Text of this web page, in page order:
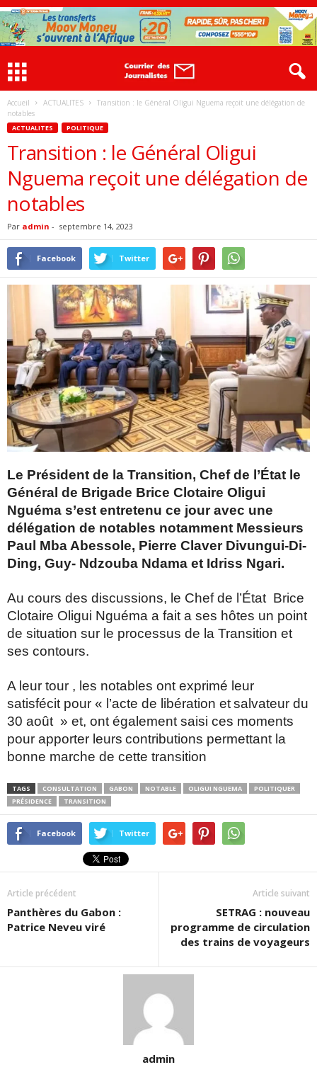
Accueil ACTUALITES
Transition : le Général Oligui Nguema reçoit une délégation de
notables
ACTUALITES POLITIQUE
Transition : le Général Oligui
Nguema reçoit une délégation de
notables
Par admin - septembre 14, 2023
Facebook Twitter
Le Président de la Transition, Chef de l’État le
Général de Brigade Brice Clotaire Oligui
Nguéma s’est entretenu ce jour avec une
délégation de notables notamment Messieurs
Paul Mba Abessole, Pierre Claver Divungui-Di-
Ding, Guy- Ndzouba Ndama et Idriss Ngari.
Au cours des discussions, le Chef de l’État Brice
Clotaire Oligui Nguéma a fait a ses hôtes un point
de situation sur le processus de la Transition et
ses contours.
A leur tour , les notables ont exprimé leur
satisfécit pour « l’acte de libération etsalvateur du
30 août » et, ont également saisi ces moments
pour apporter leurs contributions permettant la
bonne marche de cette transition
TAGS CONSULTATION GABON NOTABLE OLIGUI NGUEMA
POLITIQUER
PRÉSIDENCE
TRANSITION
Facebook Twitter
Article précédent
Panthères du Gabon :
Patrice Neveu viré
Article suivant
SETRAG : nouveau
programme de circulation
des trains de voyageurs
admin